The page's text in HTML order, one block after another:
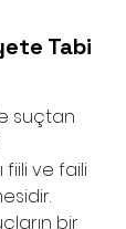
Tabi
suçtan
fiili ve faili
bir